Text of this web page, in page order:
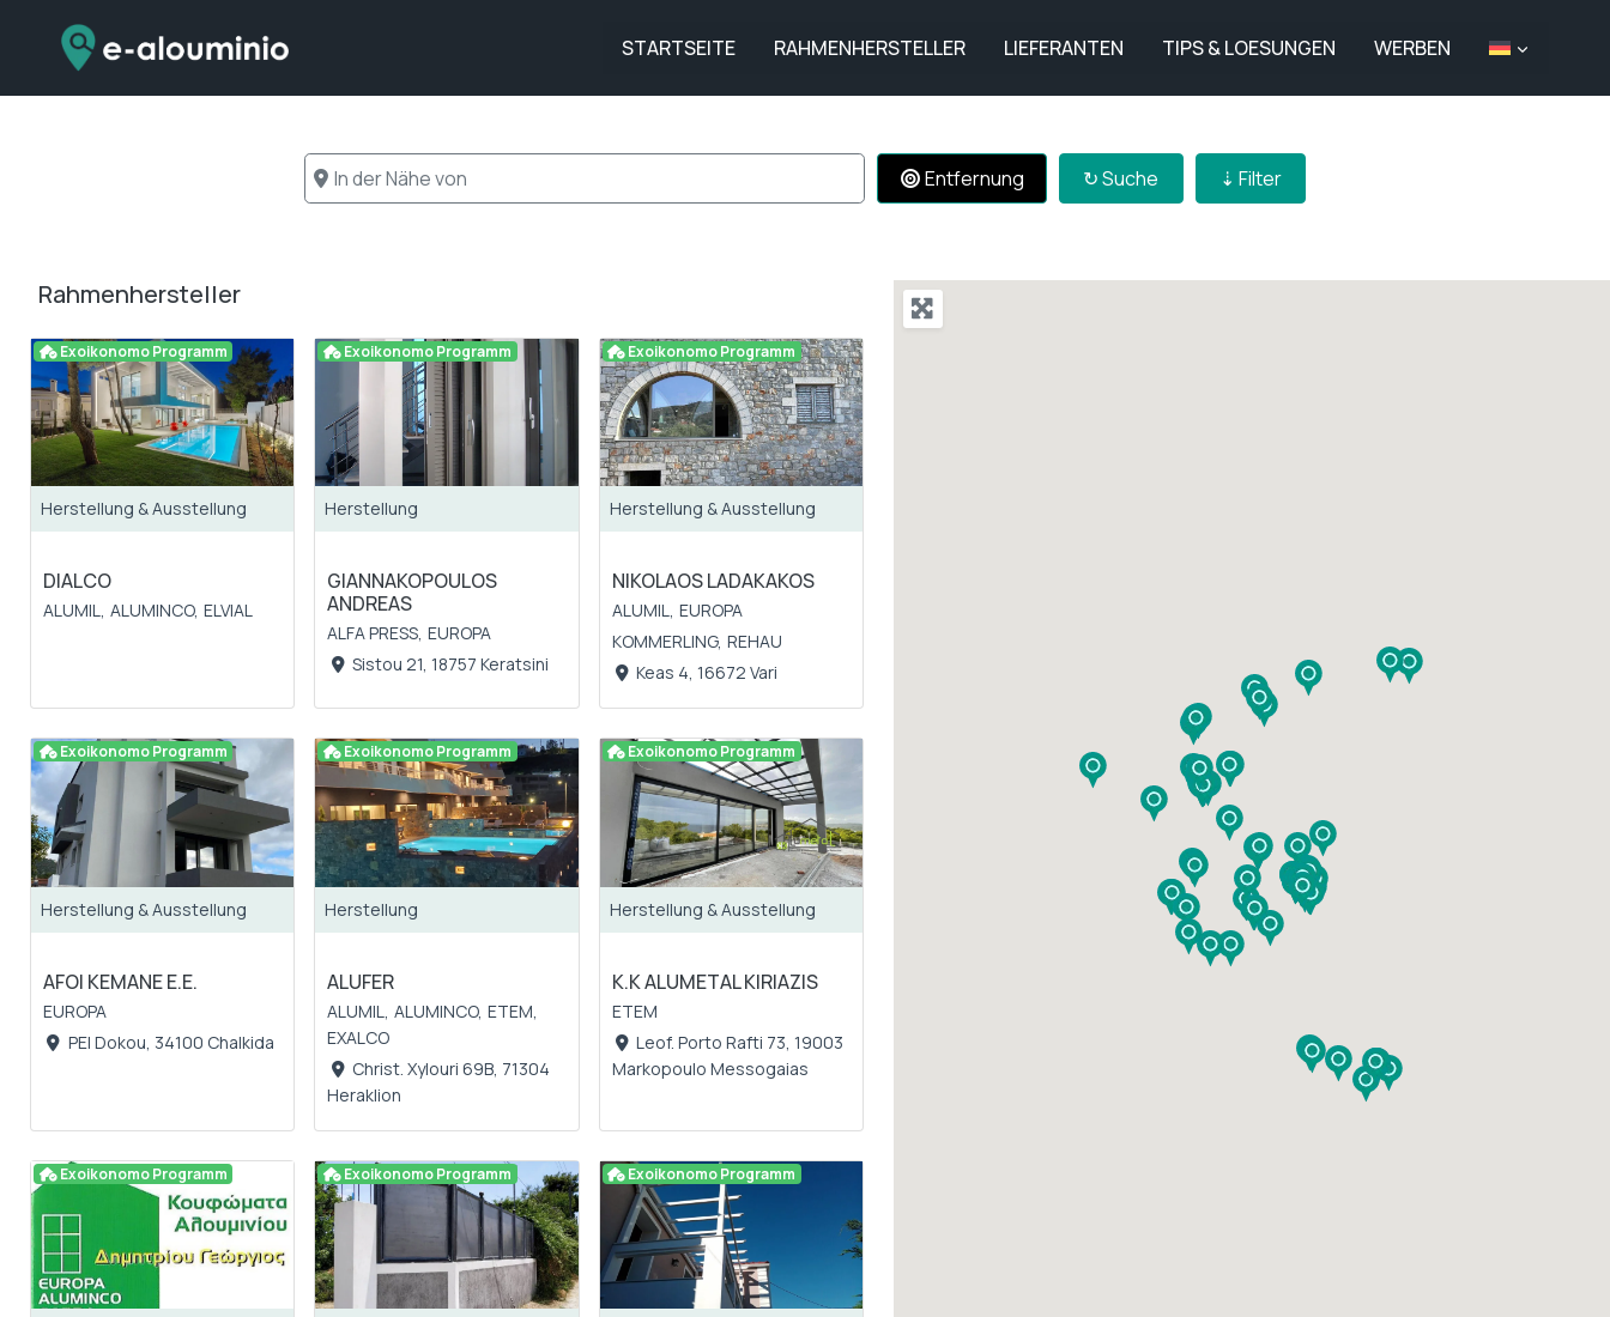
springen
STARTSEITE RAHMENHERSTELLER LIEFERANTEN TIPS & LOESUNGEN WERBEN
In der Nähe von Entfernung ↻ Suche ↻ Αναζήτηση
⇣ Filter
Rahmenhersteller
Exoikonomo Programm
Herstellung & Ausstellung
DIALCO
ALUMIL, ALUMINCO, ELVIAL
Exoikonomo Programm
Herstellung
GIANNAKOPOULOS
ANDREAS
ALFA PRESS, EUROPA
Sistou 21, 18757 Keratsini
Exoikonomo Programm
Herstellung & Ausstellung
NIKOLAOS LADAKAKOS
ALUMIL, EUROPA
KOMMERLING, REHAU
Keas 4, 16672 Vari
Exoikonomo Programm
Herstellung & Ausstellung
AFOI KEMANE E.E.
EUROPA
PEI Dokou, 34100 Chalkida
Exoikonomo Programm
Herstellung
ALUFER
ALUMIL, ALUMINCO, ETEM,
EXALCO
Christ. Xylouri 69B, 71304
Heraklion
Exoikonomo Programm
Herstellung & Ausstellung
K.K ALUMETAL KIRIAZIS
ETEM
Leof. Porto Rafti 73, 19003
Markopoulo Messogaias
Exoikonomo Programm Exoikonomo Programm Exoikonomo Programm